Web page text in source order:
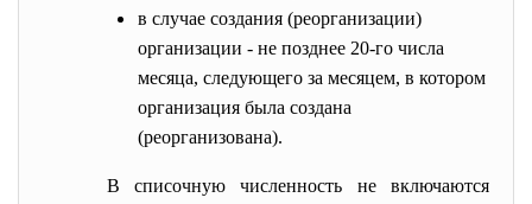
в случае создания (реорганизации)
организации - не позднее 20-го числа
месяца, следующего за месяцем, в котором
организация была создана
(реорганизована).
В списочную численность не включаются